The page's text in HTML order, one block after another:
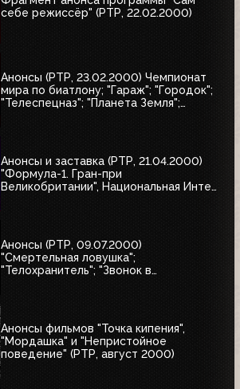
себе режиссёр" (РТР, 22.02.2000)
Анонсы (РТР, 23.02.2000) Чемпионат
мира по биатлону; "Гараж"; "Городок";
"Телеспецназ"; "Планета Земля";
Анонсы и заставка (РТР, 21.04.2000)
"Формула-1. Гран-при
Великобритании", Национальная Интел
Анонсы (РТР, 09.07.2000)
"Смертельная ловушка";
"Телохранитель"; "Звонок в
Анонсы фильмов "Точка кипения",
"Мордашка" и "Непристойное
поведение" (РТР, август 2000)